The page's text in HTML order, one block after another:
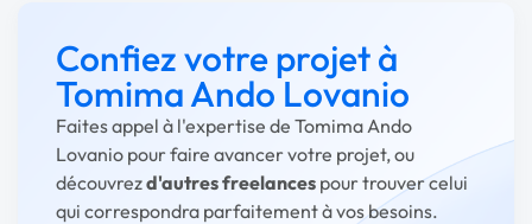
Confiez votre projet à
Tomima Ando Lovanio
Faites appel à l'expertise de Tomima Ando
Lovanio pour faire avancer votre projet, ou
découvrezd'autres freelances pour trouver celui
qui correspondra parfaitement à vos besoins.